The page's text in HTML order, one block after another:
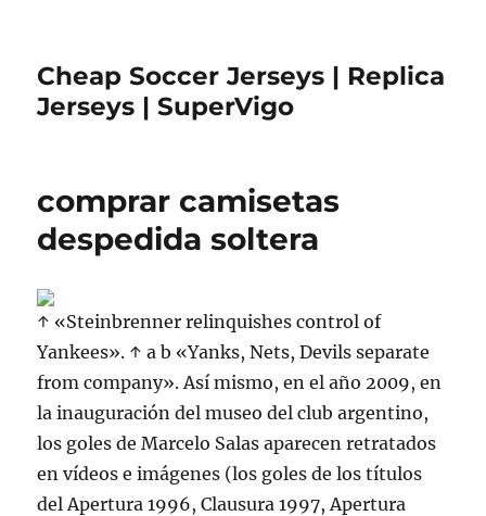
Cheap Soccer Jerseys | Replica
Jerseys | SuperVigo
comprar camisetas
despedida soltera
↑ «Steinbrenner relinquishes control of
Yankees». ↑ a b «Yanks, Nets, Devils separate
from company». Así mismo, en el año 2009, en
la inauguración del museo del club argentino,
los goles de Marcelo Salas aparecen retratados
en vídeos e imágenes (los goles de los títulos
del Apertura 1996, Clausura 1997, Apertura